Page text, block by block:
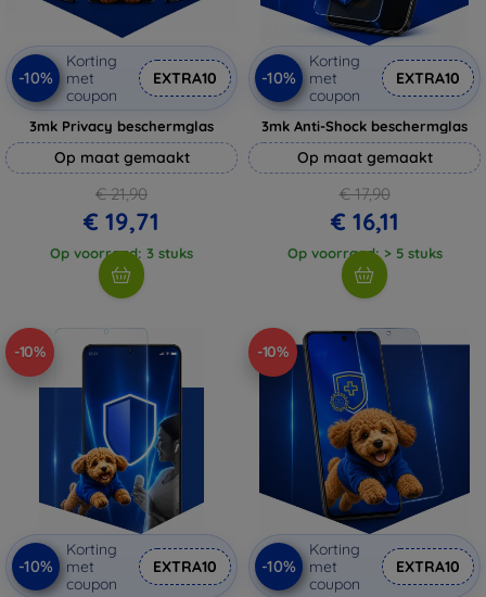
-10%
Korting
met
coupon
EXTRA10
3mk Privacy beschermglas
Op maat gemaakt
€ 21,90
€ 19,71
Op voorraad: 3 stuks
-10%
Korting
met
coupon
EXTRA10
3mk Anti-Shock beschermglas
Op maat gemaakt
€ 17,90
€ 16,11
Op voorraad: > 5 stuks
-10%
-10%
Korting
met
coupon
EXTRA10
-10%
-10%
Korting
met
coupon
EXTRA10